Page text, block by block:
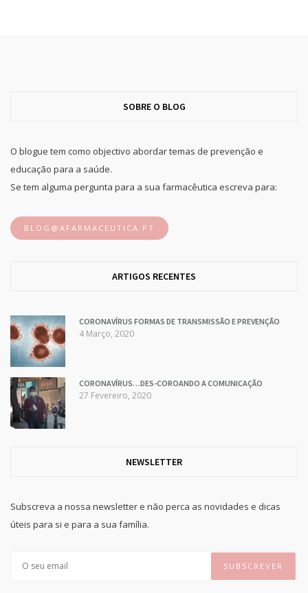
SOBRE O BLOG
O blogue tem como objectivo abordar temas de prevenção e
educação para a saúde.
Se tem alguma pergunta para a sua farmacêutica escreva para:
BLOG@AFARMACEUTICA.PT
ARTIGOS RECENTES
CORONAVÍRUS FORMAS DE TRANSMISSÃO E PREVENÇÃO
4 Março, 2020
CORONAVÍRUS…DES-COROANDO A COMUNICAÇÃO
27 Fevereiro, 2020
NEWSLETTER
Subscreva a nossa newsletter e não perca as novidades e dicas
úteis para si e para a sua família.